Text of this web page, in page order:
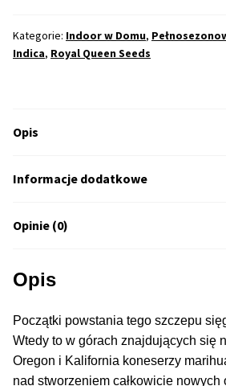
100% Sativa
TOP 10 Outdoor
Producenci Nasion
Fajki Wodne
(RQS)
Kategorie: Indoor w Domu,
Indica, Royal Queen Seeds
Opis
Informacje dodatkowe
Opinie (0)
Opis
Początki powstania tego szczepu
Wtedy to w górach znajdujących się
Oregon i Kalifornia koneserzy
nad stworzeniem całkowicie nowych